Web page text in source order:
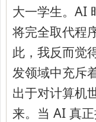
大一学生。AI
将完全取代程
此，我反而觉
发领域中充斥
出于对计算机
来。当 AI 真